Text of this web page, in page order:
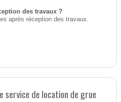
des travaux ?
après réception des travaux.
de location de grue